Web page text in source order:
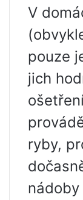
V
pouze
jich
ryby,